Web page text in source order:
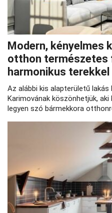
Modern, kényelmes
otthon természetes
harmonikus terekkel
Az alábbi kis alapterületű
Karimovának köszönhetjük,
legyen szó bármekkora